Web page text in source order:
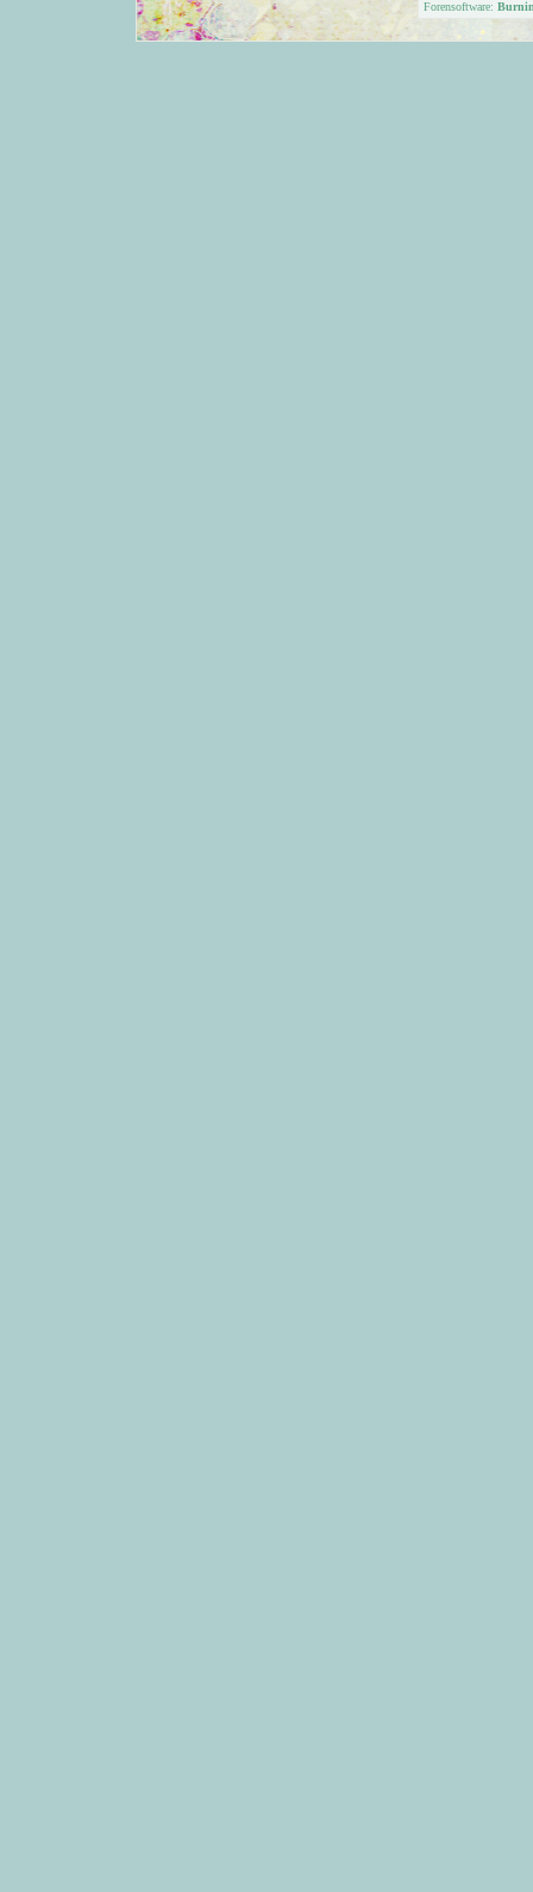
Forensoftware: